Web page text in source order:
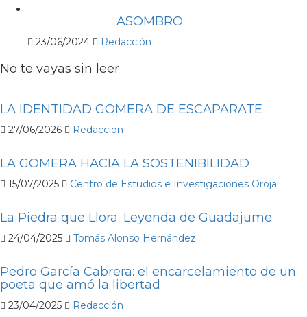
ASOMBRO
23/06/2024 Redacción
No te vayas sin leer
LA IDENTIDAD GOMERA DE ESCAPARATE
27/06/2026 Redacción
LA GOMERA HACIA LA SOSTENIBILIDAD
15/07/2025 Centro de Estudios e Investigaciones Oroja
La Piedra que Llora: Leyenda de Guadajume
24/04/2025 Tomás Alonso Hernández
Pedro García Cabrera: el encarcelamiento de un
poeta que amó la libertad
23/04/2025 Redacción